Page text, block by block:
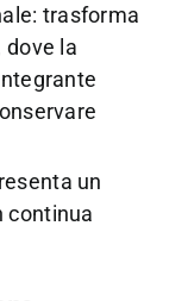
trasforma
dove la
un
continua